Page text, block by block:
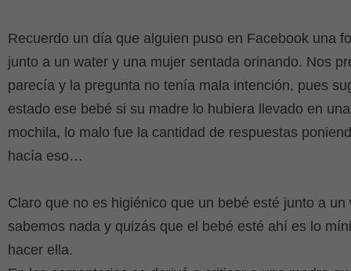
Recuerdo un día que alguien puso en Facebook una
junto a un water y una mujer sentada orinando. Nos
parecía y la pregunta no tenía mala intención, pues
estado ese bebé si su madre lo hubiera llevado en
mochila, lo malo fue la cantidad de respuestas
hacía eso…
Claro que no es higiénico que un bebé esté junto a
sabemos nada y quizás que el bebé esté ahí es lo
hacer ella.